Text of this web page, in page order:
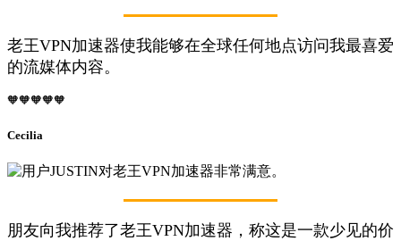
老王VPN加速器使我能够在全球任何地点访问我最喜爱
的流媒体内容。
🧡🧡🧡🧡🧡
Cecilia
朋友向我推荐了老王VPN加速器，称这是一款少见的价